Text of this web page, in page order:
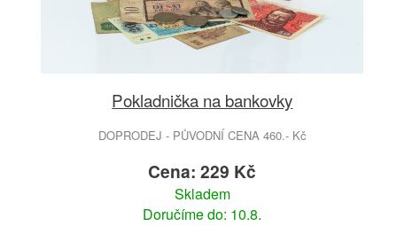
Pokladnička na bankovky
DOPRODEJ - PŮVODNÍ CENA 460.- Kč
Cena: 229 Kč
Skladem
Doručíme do: 10.8.